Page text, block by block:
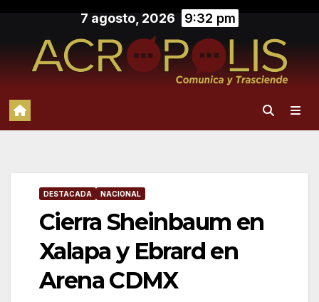
contenido
7 agosto, 2026 9:32 pm
DESTACADA NACIONAL
Cierra Sheinbaum en
Xalapa y Ebrard en
Arena CDMX